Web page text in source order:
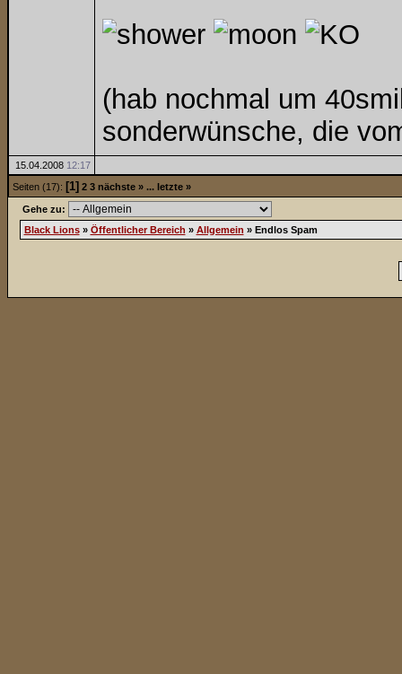
(hab nochmal um
sonderwünsche, die
15.04.2008 12:17
Seiten (17): [1] 2 3 nächste » ... letzte »
Gehe zu:
Black Lions» Öffentlicher Bereich » Allgemein » Endlos Spam